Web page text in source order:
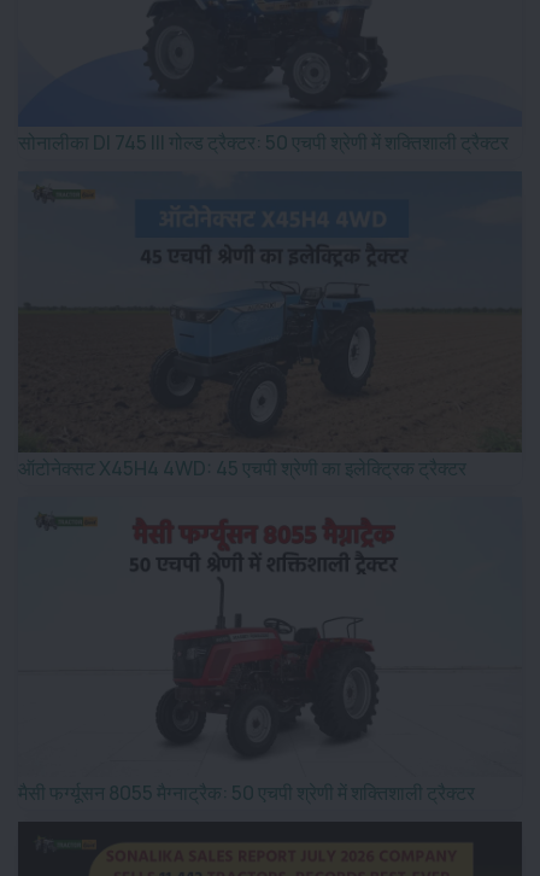
सोनालीका DI 745 III गोल्ड ट्रैक्टर: 50 एचपी श्रेणी में शक्तिशाली ट्रैक्टर
ऑटोनेक्सट X45H4 4WD: 45 एचपी श्रेणी का इलेक्ट्रिक ट्रैक्टर
मैसी फर्ग्यूसन 8055 मैग्नाट्रैक: 50 एचपी श्रेणी में शक्तिशाली ट्रैक्टर